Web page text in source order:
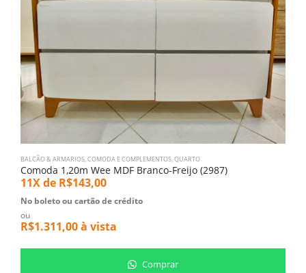
BALCÃO & ARMARIOS,COMODA E COMPLEMENTOS,QUARTO
Comoda 1,20m Wee MDF Branco-Freijo (2987)
11X de R$143,00
No boleto ou cartão de crédito
ou
R$1.311,00à vista
Comprar